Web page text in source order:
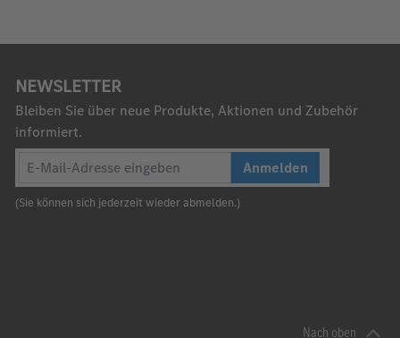
NEWSLETTER
Bleiben Sie über neue Produkte, Aktionen und Zubehör
informiert.
Anmelden
(Sie können sich jederzeit wieder abmelden.)
Nach oben